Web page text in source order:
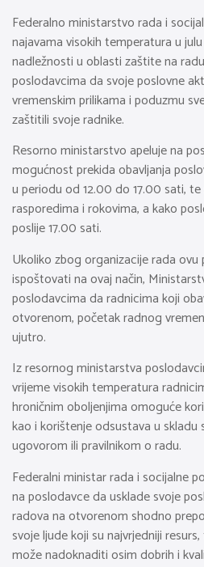
Federalno ministarstvo rada i
najavama visokih temperatura u
nadležnosti u oblasti zaštite na
poslodavcima da svoje poslovne
vremenskim prilikama i poduzmu
zaštitili svoje radnike.
Resorno ministarstvo apeluje na
mogućnost prekida obavljanja
u periodu od 12.00 do 17.00 sati,
rasporedima i rokovima, a kako
poslije 17.00 sati.
Ukoliko zbog organizacije rada
ispoštovati na ovaj način,
poslodavcima da radnicima koji
otvorenom, početak radnog
ujutro.
Iz resornog ministarstva
vrijeme visokih temperatura
hroničnim oboljenjima omoguće
kao i korištenje odsustava u skladu
ugovorom ili pravilnikom o radu.
Federalni ministar rada i socijalne
na poslodavce da usklade svoje
radova na otvorenom shodno
svoje ljude koji su najvrjedniji
može nadoknaditi osim dobrih i